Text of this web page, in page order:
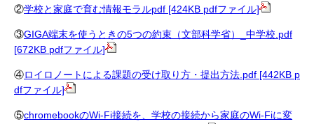
②学校と家庭で育む情報モラルpdf [424KB pdfファイル]
③GIGA端末を使うときの5つの約束（文部科学省）_中学校.pdf
[672KB pdfファイル]
④ロイロノートによる課題の受け取り方・提出方法.pdf [442KB p
dfファイル]
⑤chromebookのWi-Fi接続を、学校の接続から家庭のWi-Fiに変